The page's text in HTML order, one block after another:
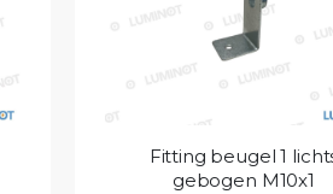
Fitting beugel 1
gebogen M10x1